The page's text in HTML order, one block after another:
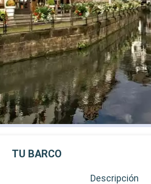
TU BARCO
Descripción